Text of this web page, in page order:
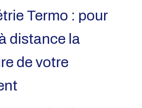
Termo : pour
distance la
de votre